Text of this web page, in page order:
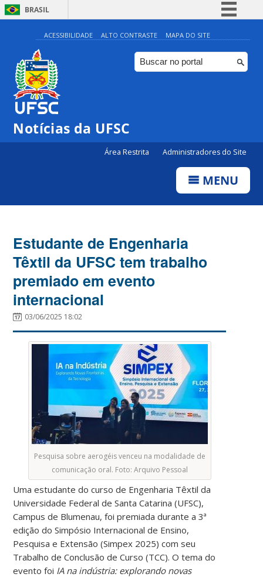
BRASIL
Simplifique!
Comunica BR
Participe
ACESSIBILIDADE ALTO CONTRASTE MAPA DO SITE
Notícias da UFSC
Área Restrita Administradores do Site
MENU
Estudante de Engenharia
Têxtil da UFSC tem trabalho
premiado em evento
internacional
03/06/2025 18:02
Pesquisa sobre aerogéis venceu na modalidade de
comunicação oral. Foto: Arquivo Pessoal
Uma estudante do curso de Engenharia Têxtil da
Universidade Federal de Santa Catarina (UFSC),
Campus de Blumenau, foi premiada durante a 3ª
edição do Simpósio Internacional de Ensino,
Pesquisa e Extensão (Simpex 2025) com seu
Trabalho de Conclusão de Curso (TCC). O tema do
evento foi IA na indústria: explorando novas